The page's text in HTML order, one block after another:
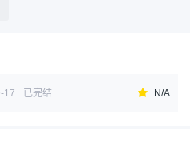
17 已完结 N/A